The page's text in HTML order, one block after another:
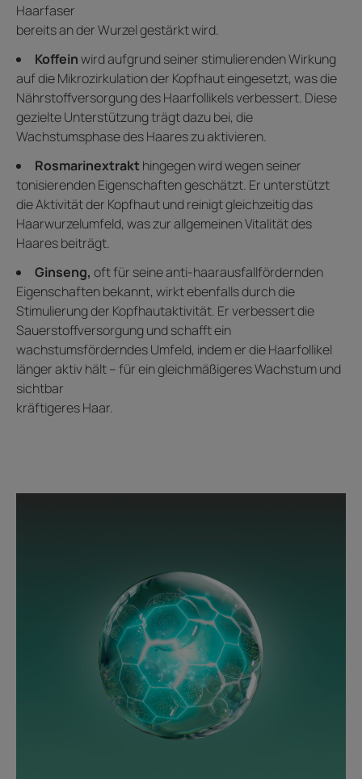
Haarfaser
bereits an der Wurzel gestärkt wird.
Koffeinwird aufgrund seiner stimulierenden Wirkung
auf die Mikrozirkulation der Kopfhaut eingesetzt, was die
Nährstoffversorgung des Haarfollikels verbessert. Diese
gezielte Unterstützung trägt dazu bei, die
Wachstumsphase des Haares zu aktivieren.
Rosmarinextrakt hingegen wird wegen seiner
tonisierenden Eigenschaften geschätzt. Er unterstützt
die Aktivität der Kopfhaut und reinigt gleichzeitig das
Haarwurzelumfeld, was zur allgemeinen Vitalität des
Haares beiträgt.
Ginseng, oft für seine anti-haarausfallfördernden
Eigenschaften bekannt, wirkt ebenfalls durch die
Stimulierung der Kopfhautaktivität. Er verbessert die
Sauerstoffversorgung und schafft ein
wachstumsförderndes Umfeld, indem er die Haarfollikel
länger aktiv hält – für ein gleichmäßigeres Wachstum und
sichtbar
kräftigeres Haar.